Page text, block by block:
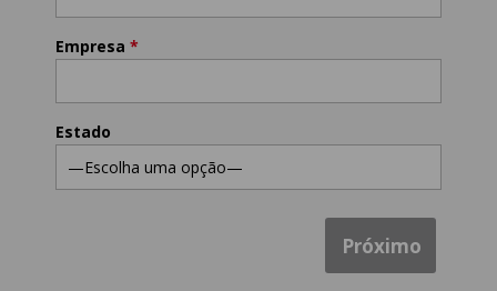
Empresa *
Estado
Próximo
no CNPJ/MF sob o nº
disponibiliza este website
de interagir com seus
oferecendo informações e
serviços cada vez mais
expectativas. Ao aceitar